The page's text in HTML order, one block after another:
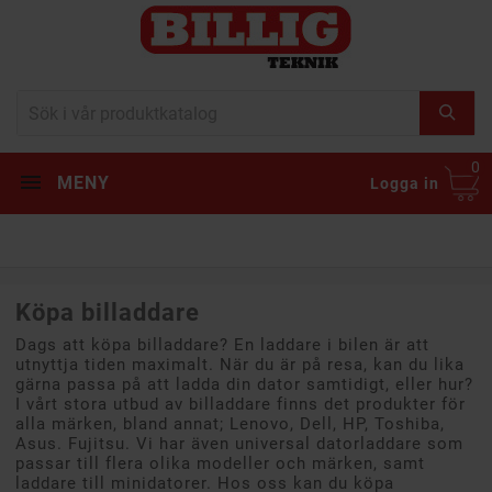
MENY Logga in
0
Köpa billaddare
Dags att köpa billaddare? En laddare i bilen är att
utnyttja tiden maximalt. När du är på resa, kan du lika
gärna passa på att ladda din dator samtidigt, eller hur?
I vårt stora utbud av billaddare finns det produkter för
alla märken, bland annat; Lenovo, Dell, HP, Toshiba,
Asus. Fujitsu. Vi har även universal datorladdare som
passar till flera olika modeller och märken, samt
laddare till minidatorer. Hos oss kan du köpa